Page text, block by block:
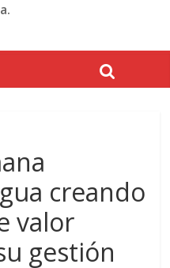
creando
valor
gestión